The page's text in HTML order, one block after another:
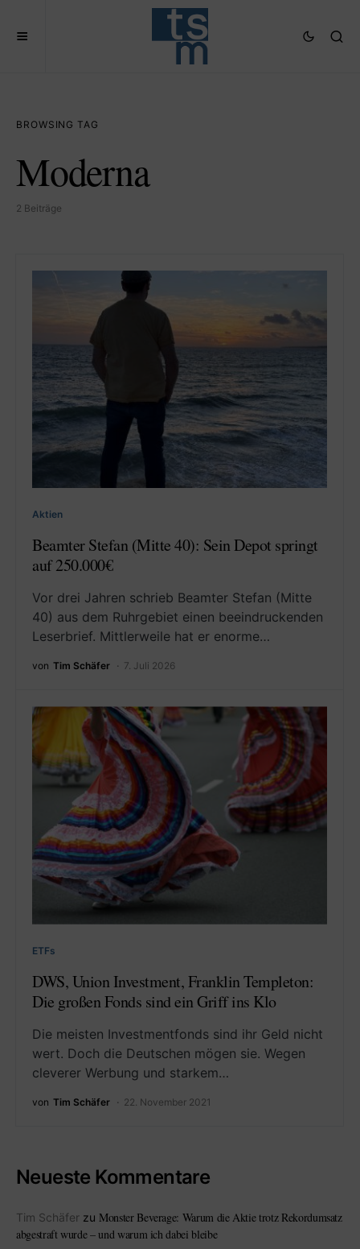
BROWSING TAG
Moderna
2 Beiträge
Aktien
Beamter Stefan (Mitte 40): Sein Depot springt
auf 250.000€
Vor drei Jahren schrieb Beamter Stefan (Mitte
40) aus dem Ruhrgebiet einen beeindruckenden
Leserbrief. Mittlerweile hat er enorme…
von Tim Schäfer 7. Juli 2026
ETFs
DWS, Union Investment, Franklin Templeton:
Die großen Fonds sind ein Griff ins Klo
Die meisten Investmentfonds sind ihr Geld nicht
wert. Doch die Deutschen mögen sie. Wegen
cleverer Werbung und starkem…
von Tim Schäfer 22. November 2021
Neueste Kommentare
Tim Schäfer zu Monster Beverage: Warum die Aktie trotz Rekordumsatz
abgestraft wurde – und warum ich dabei bleibe